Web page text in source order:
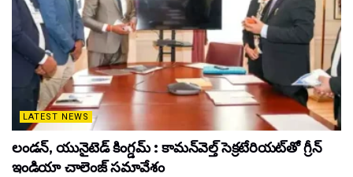
LATEST NEWS
లండన్, యునైటెడ్ కింగ్డమ్ : కామన్‌వెల్త్ సెక్రటేరియట్‌తో గ్రీన్
ఇండియా చాలెంజ్ సమావేశం